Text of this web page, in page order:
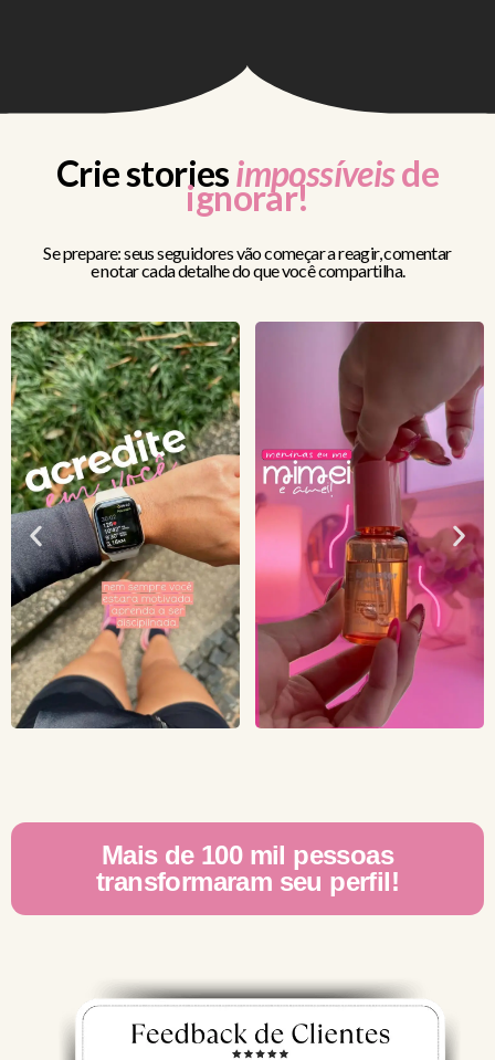
Crie storiesimpossíveisde
ignorar!
Se prepare: seus seguidores vão começar a reagir, comentar
e notar cada detalhe do que você compartilha.
Mais de 100 mil pessoas
transformaram seu perfil!